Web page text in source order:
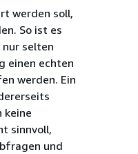
werden soll,
So ist es
selten
einen echten
werden. Ein
keine
sinnvoll,
und